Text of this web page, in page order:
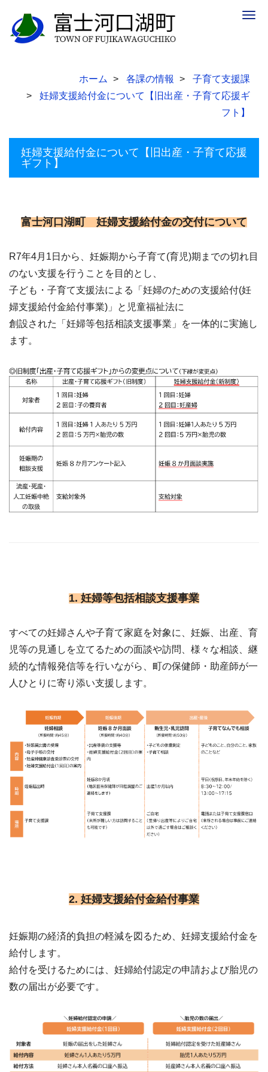
ホーム 各課の情報
子育て支援課
妊婦支援給付金について【旧出産・子育て応援ギ
フト】
妊婦支援給付金について【旧出産・子育て応援
ギフト】
富士河口湖町 妊婦支援給付金の交付について
R7年4月1日から、妊娠期から子育て(育児)期までの切れ目
のない支援を行うことを目的とし、
子ども・子育て支援法による「妊婦のための支援給付(妊
婦支援給付金給付事業)」と児童福祉法に
創設された「妊婦等包括相談支援事業」を一体的に実施し
ます。
1. 妊婦等包括相談支援事業
すべての妊婦さんや子育て家庭を対象に、妊娠、出産、育
児等の見通しを立てるための面談や訪問、様々な相談、継
続的な情報発信等を行いながら、町の保健師・助産師が一
人ひとりに寄り添い支援します。
2. 妊婦支援給付金給付事業
妊娠期の経済的負担の軽減を図るため、妊婦支援給付金を
給付します。
給付を受けるためには、妊婦給付認定の申請および胎児の
数の届出が必要です。